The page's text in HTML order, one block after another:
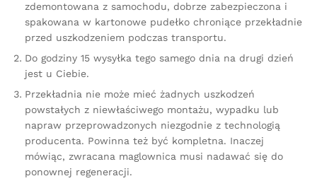
zdemontowana z samochodu, dobrze zabezpieczona i
spakowana w kartonowe pudełko chroniące przekładnie
przed uszkodzeniem podczas transportu.
Do godziny 15 wysyłka tego samego dnia na drugi dzień
jest u Ciebie.
Przekładnia nie może mieć żadnych uszkodzeń
powstałych z niewłaściwego montażu, wypadku lub
napraw przeprowadzonych niezgodnie z technologią
producenta. Powinna też być kompletna. Inaczej
mówiąc, zwracana maglownica musi nadawać się do
ponownej regeneracji.